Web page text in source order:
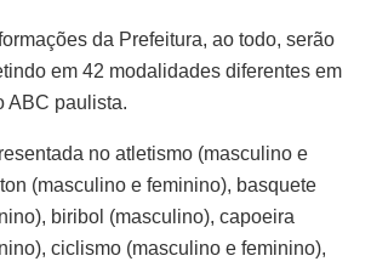
da Prefeitura, ao todo, serão
em 42 modalidades diferentes em
ABC paulista.
no atletismo (masculino e
(masculino e feminino), basquete
biribol (masculino), capoeira
ciclismo (masculino e feminino),